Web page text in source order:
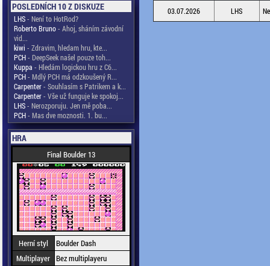
POSLEDNÍCH 10 Z DISKUZE
LHS- Není to HotRod?
Roberto Bruno- Ahoj, sháním závodní
vid...
kiwi - Zdravim, hledam hru, kte...
PCH- DeepSeek našel pouze toh...
Kuppa - Hledám logickou hru z C6...
PCH- Mdlý PCH má odzkoušený R...
Carpenter- Souhlasím s Patrikem a k...
Carpenter- Vše už funguje ke spokoj...
LHS- Nerozporuju. Jen mě poba...
PCH- Mas dve moznosti. 1. bu...
HRA
Final Boulder 13
Herní styl
Boulder Dash
Multiplayer Bez multiplayeru
03.07.2026 LHS